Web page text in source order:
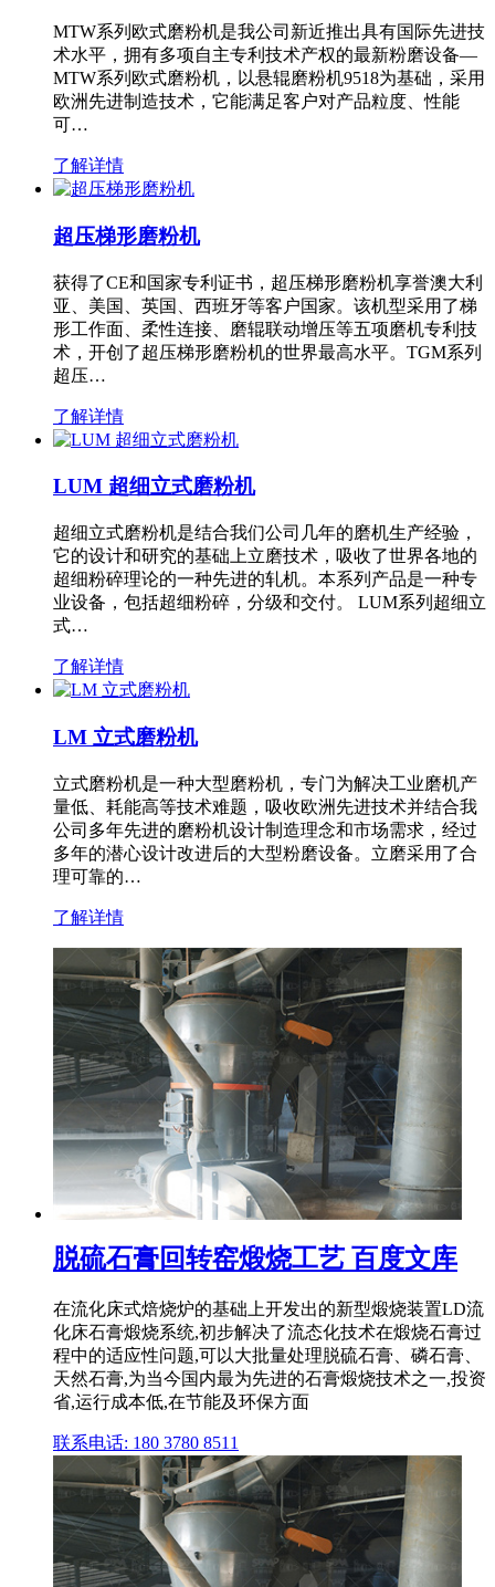
MTW系列欧式磨粉机是我公司新近推出具有国际先进技
术水平，拥有多项自主专利技术产权的最新粉磨设备—
MTW系列欧式磨粉机，以悬辊磨粉机9518为基础，采用
欧洲先进制造技术，它能满足客户对产品粒度、性能
可…
了解详情
超压梯形磨粉机
获得了CE和国家专利证书，超压梯形磨粉机享誉澳大利
亚、美国、英国、西班牙等客户国家。该机型采用了梯
形工作面、柔性连接、磨辊联动增压等五项磨机专利技
术，开创了超压梯形磨粉机的世界最高水平。TGM系列
超压…
了解详情
LUM 超细立式磨粉机
超细立式磨粉机是结合我们公司几年的磨机生产经验，
它的设计和研究的基础上立磨技术，吸收了世界各地的
超细粉碎理论的一种先进的轧机。本系列产品是一种专
业设备，包括超细粉碎，分级和交付。 LUM系列超细立
式…
了解详情
LM 立式磨粉机
立式磨粉机是一种大型磨粉机，专门为解决工业磨机产
量低、耗能高等技术难题，吸收欧洲先进技术并结合我
公司多年先进的磨粉机设计制造理念和市场需求，经过
多年的潜心设计改进后的大型粉磨设备。立磨采用了合
理可靠的…
了解详情
脱硫石膏回转窑煅烧工艺 百度文库
在流化床式焙烧炉的基础上开发出的新型煅烧装置LD流
化床石膏煅烧系统,初步解决了流态化技术在煅烧石膏过
程中的适应性问题,可以大批量处理脱硫石膏、磷石膏、
天然石膏,为当今国内最为先进的石膏煅烧技术之一,投资
省,运行成本低,在节能及环保方面
联系电话: 180 3780 8511